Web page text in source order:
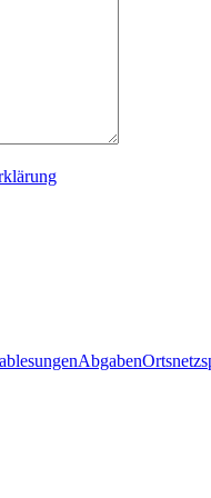
Abgaben